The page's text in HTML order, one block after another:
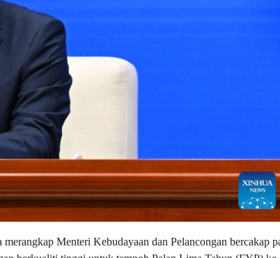
اردو
हिन्दी
Menteri Kebudayaan dan Pelancongan bercakap